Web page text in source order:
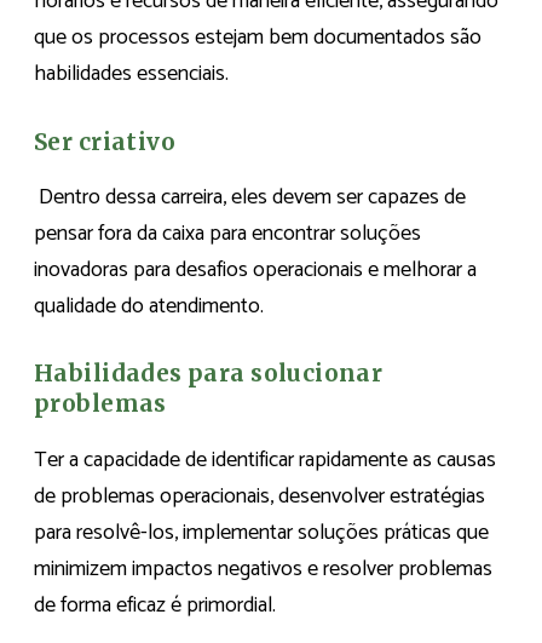
que os processos estejam bem documentados são
habilidades essenciais.
Ser criativo
Dentro dessa carreira, eles devem ser capazes de
pensar fora da caixa para encontrar soluções
inovadoras para desafios operacionais e melhorar a
qualidade do atendimento.
Habilidades para solucionar
problemas
Ter a capacidade de identificar rapidamente as causas
de problemas operacionais, desenvolver estratégias
para resolvê-los, implementar soluções práticas que
minimizem impactos negativos e resolver problemas
de forma eficaz é primordial.